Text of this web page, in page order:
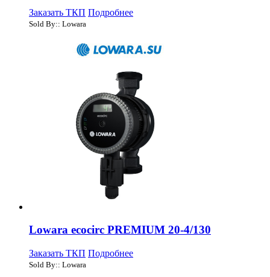
Заказать ТКП Подробнее
Sold By:: Lowara
Lowara ecocirc PREMIUM 20-4/130
Заказать ТКП Подробнее
Sold By:: Lowara